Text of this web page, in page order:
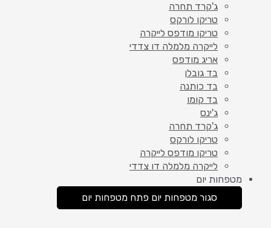
ג'קרד תחרה
טריקו לורקס
טריקו מודפס לייקרה
לייקרה מלמלה דו צדדי
אריג מודפס
בד גובלן
בד כותנה
בד קומו
ג'ינס
ג'קרד תחרה
טריקו לורקס
טריקו מודפס לייקרה
לייקרה מלמלה דו צדדי
מטפחות יום
סגור מטפחות יום פתח מטפחות יום